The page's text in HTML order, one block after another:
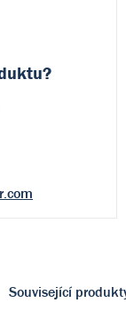
Související